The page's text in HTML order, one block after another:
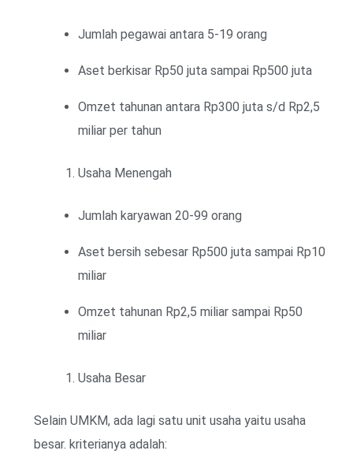
Jumlah pegawai antara 5-19 orang
Aset berkisar Rp50 juta sampai Rp500 juta
Omzet tahunan antara Rp300 juta s/d Rp2,5
miliar per tahun
Usaha Menengah
Jumlah karyawan 20-99 orang
Aset bersih sebesar Rp500 juta sampai Rp10
miliar
Omzet tahunan Rp2,5 miliar sampai Rp50
miliar
Usaha Besar
Selain UMKM, ada lagi satu unit usaha yaitu usaha
besar. kriterianya adalah: